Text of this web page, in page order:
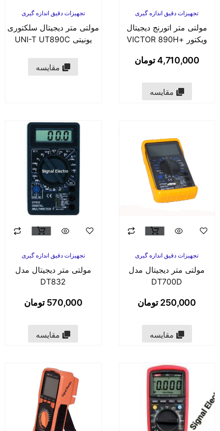
تجهیزات دقیق اندازه گیری
مولتی متر اتورنج دیجیتال
ویکتور +VICTOR 890H
4,710,000تومان
مقایسه
تجهیزات دقیق اندازه گیری
مولتی متر دیجیتال سلکتوری
یونیتی UNI-T UT890C
مقایسه
تجهیزات دقیق اندازه گیری
مولتی متر دیجیتال مدل
DT700D
250,000تومان
مقایسه
تجهیزات دقیق اندازه گیری
مولتی متر دیجیتال مدل
DT832
570,000تومان
مقایسه